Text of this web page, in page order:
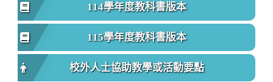
114學年度教科書版本
115學年度教科書版本
校外人士協助教學或活動要點